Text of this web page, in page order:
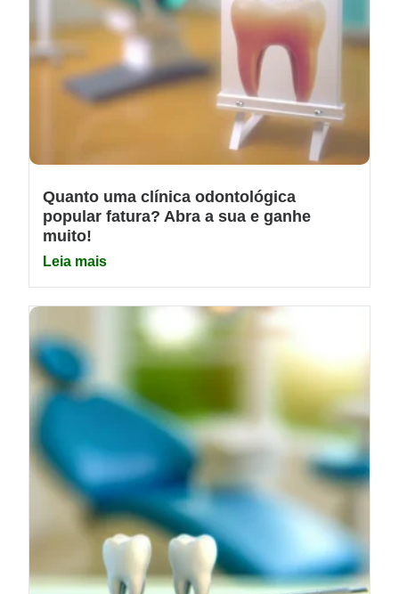
Quanto uma clínica odontológica
popular fatura? Abra a sua e ganhe
muito!
Leia mais